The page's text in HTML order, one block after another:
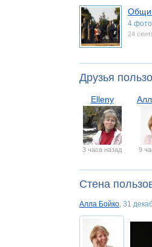
4
24
Друзья
Elleny
3 часа назад 9
Стена
Алла Бойко, 31